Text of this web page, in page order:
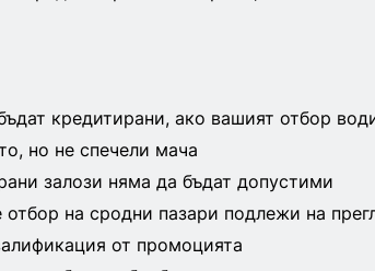
кредитирани, ако вашият отбор
но не спечели мача
залози няма да бъдат допустими
на сродни пазари подлежи на
от промоцията